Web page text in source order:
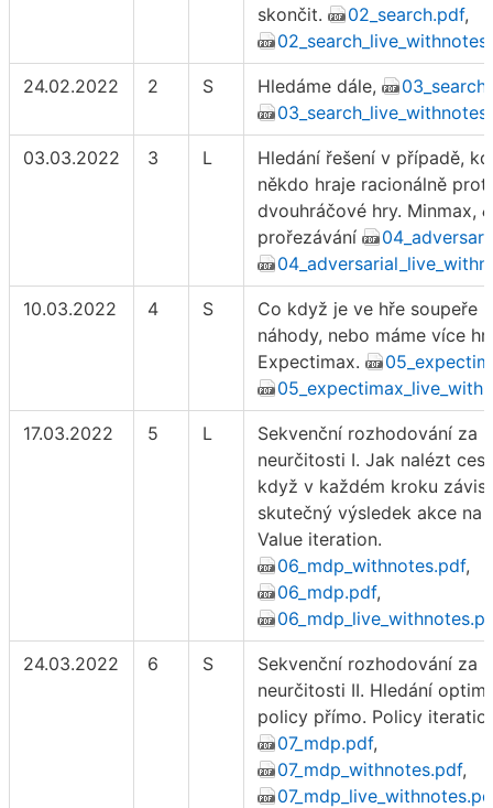
skončit.
02_search.pdf,
24.02.2022 2 S Hledáme dále,
03.03.2022 3 L
Hledání řešení v případě,
někdo hraje racionálně
dvouhráčové hry. Minmax,
prořezávání
10.03.2022 4 S
Co když je ve hře soupeře
náhody, nebo máme více
Expectimax.
17.03.2022 5 L
Sekvenční rozhodování za
neurčitosti I. Jak nalézt
když v každém kroku závisí
skutečný výsledek akce na
Value iteration.
06_mdp_withnotes.pdf,
06_mdp.pdf,
24.03.2022 6 S
Sekvenční rozhodování za
neurčitosti II. Hledání
policy přímo. Policy
07_mdp.pdf,
07_mdp_withnotes.pdf,